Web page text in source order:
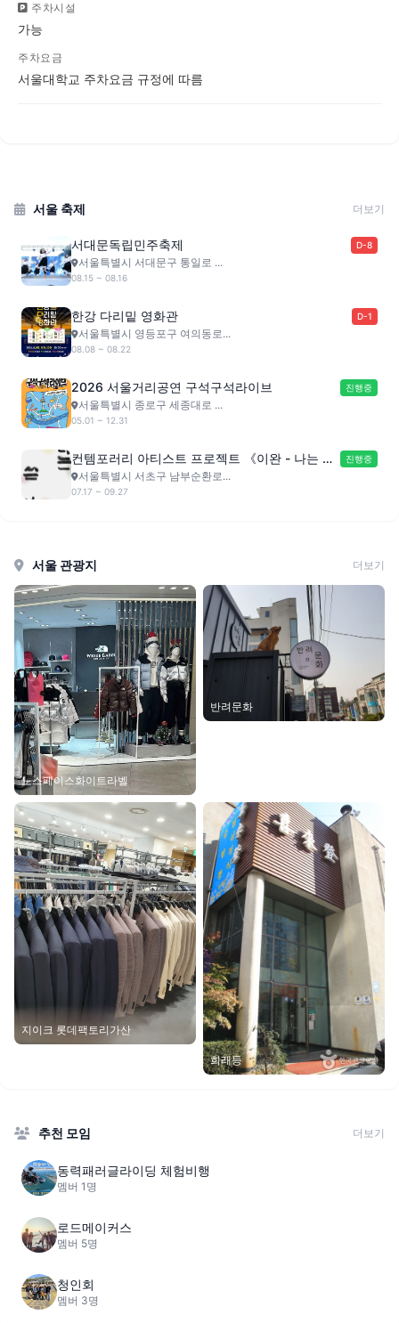
주차시설
가능
주차요금
서울대학교 주차요금 규정에 따름
서울 축제 더보기
서대문독립민주축제 D-8
서울특별시 서대문구 통일로 ...
08.15 ~ 08.16
한강 다리밑 영화관 D-1
서울특별시 영등포구 여의동로...
08.08 ~ 08.22
2026 서울거리공연 구석구석라이브 진행중
서울특별시 종로구 세종대로 ...
05.01 ~ 12.31
컨템포러리 아티스트 프로젝트 《이완 - 나는 쓴
다》
진행중
서울특별시 서초구 남부순환로...
07.17 ~ 09.27
서울 관광지 더보기
노스페이스화이트라벨
반려문화
지이크 롯데팩토리가산
희래등
추천 모임 더보기
동력패러글라이딩 체험비행
멤버 1명
로드메이커스
멤버 5명
청인회
멤버 3명